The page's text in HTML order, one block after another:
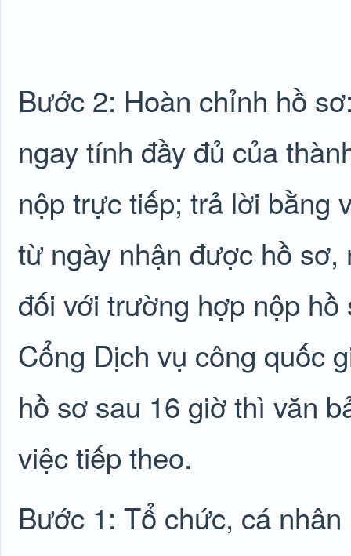
Bước 2: Hoàn chỉnh hồ
ngay tính đầy đủ của
nộp trực tiếp; trả lời bằng
từ ngày nhận được hồ
đối với trường hợp nộp
Cổng Dịch vụ công quốc
hồ sơ sau 16 giờ thì văn
việc tiếp theo.
Bước 1: Tổ chức, cá